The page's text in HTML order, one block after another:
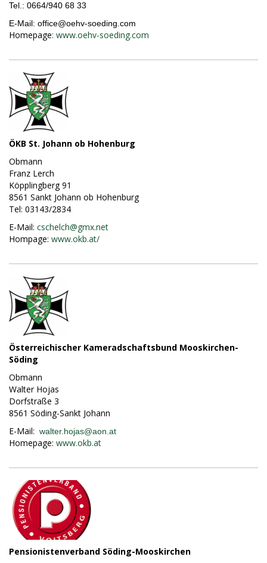
Tel.: 0664/940 68 33
E-Mail: office@oehv-soeding.com
Homepage: www.oehv-soeding.com
ÖKB St. Johann ob Hohenburg
Obmann
Franz Lerch
Köpplingberg 91
8561 Sankt Johann ob Hohenburg
Tel: 03143/2834
E-Mail: cschelch@gmx.net
Hompage: www.okb.at/
Österreichischer Kameradschaftsbund Mooskirchen-
Söding
Obmann
Walter Hojas
Dorfstraße 3
8561 Söding-Sankt Johann
E-Mail: walter.hojas@aon.at
Homepage: www.okb.at
Pensionistenverband Söding-Mooskirchen